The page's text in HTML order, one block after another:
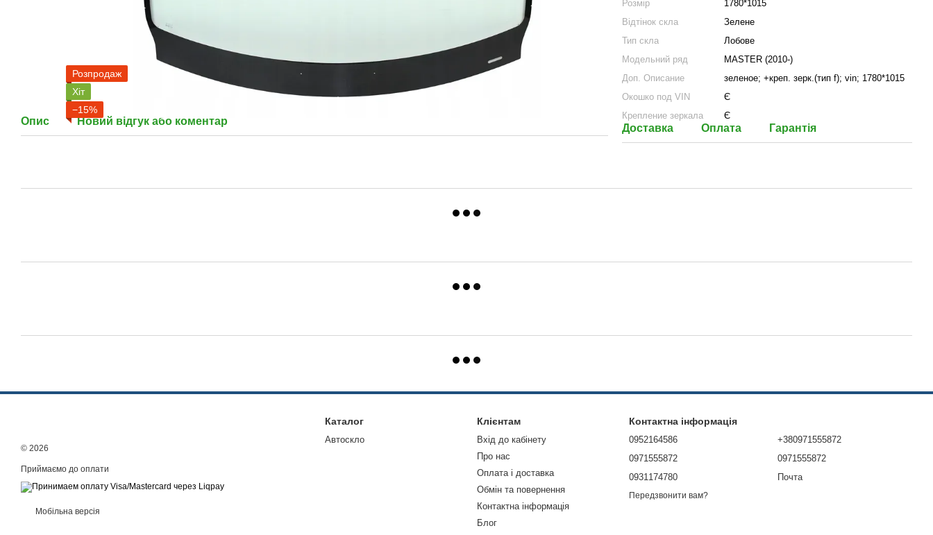
Розпродаж
Хіт
−15%
Опис Новий відгук або коментар
Розмір
1780*1015
Відтінок скла
Зелене
Тип скла
Лобове
Модельний ряд
MASTER (2010-)
Доп. Описание
зеленое; +креп. зерк.(тип f); vin; 1780*1015
Окошко под VIN
Є
Крепление зеркала
Є
Доставка Оплата Гарантія
© 2026
Приймаємо до оплати
Мобільна версія
Каталог
Автоскло
Клієнтам
Вхід до кабінету
Про нас
Оплата і доставка
Обмін та повернення
Контактна інформація
Блог
Контактна інформація
0952164586
0971555872
0931174780
Передзвонити вам?
+380971555872
0971555872
Почта